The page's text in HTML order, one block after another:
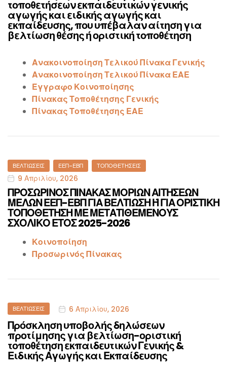
τοποθετήσεων εκπαιδευτικών γενικής
αγωγής και ειδικής αγωγής και
εκπαίδευσης, που υπέβαλαν αίτηση για
βελτίωση θέσης ή οριστική τοποθέτηση
Ανακοινοποίηση Τελικού Πίνακα Γενικής
Ανακοινοποίηση Τελικού Πίνακα ΕΑΕ
Έγγραφο Κοινοποίησης
Πίνακας Τοποθέτησης Γενικής
Πίνακας Τοποθέτησης ΕΑΕ
Categories
ΒΕΛΤΙΏΣΕΙΣ ΕΕΠ-ΕΒΠ ΤΟΠΟΘΕΤΉΣΕΙΣ
9 Απριλίου, 2026
ΠΡΟΣΩΡΙΝΟΣ ΠΙΝΑΚΑΣ ΜΟΡΙΩΝ ΑΙΤΗΣΕΩΝ
ΜΕΛΩΝ ΕΕΠ-ΕΒΠ ΓΙΑ ΒΕΛΤΙΩΣΗ Ή ΓΙΑ ΟΡΙΣΤΙΚΗ
ΤΟΠΟΘΕΤΗΣΗ ΜΕ ΜΕΤΑΤΙΘΕΜΕΝΟΥΣ
ΣΧΟΛΙΚΟ ΕΤΟΣ 2025-2026
Κοινοποίηση
ΠροσωρινόςΠίνακας
Categories
ΒΕΛΤΙΏΣΕΙΣ 6 Απριλίου, 2026
Πρόσκληση υποβολής δηλώσεων
προτίμησης για βελτίωση-οριστική
τοποθέτηση εκπαιδευτικών Γενικής &
Ειδικής Αγωγής και Εκπαίδευσης